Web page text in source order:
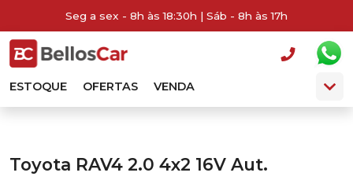
Seg a sex - 8h às 18:30h | Sáb - 8h às 17h
ESTOQUE OFERTAS VENDA
Toyota RAV4 2.0 4x2 16V Aut.